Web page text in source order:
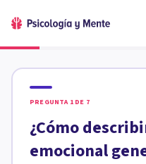
PREGUNTA 1 DE 7
¿Cómo
emocional